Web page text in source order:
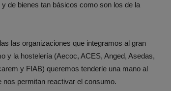
de bienes tan básicos como son los de la
las organizaciones que integramos al gran
y la hostelería (Aecoc, ACES, Anged, Asedas,
y FIAB) queremos tenderle una mano al
permitan reactivar el consumo.